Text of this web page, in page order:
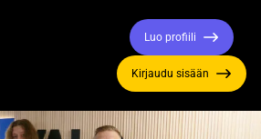
Luo profiili
Kirjaudu sisään